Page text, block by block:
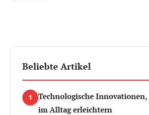
Beliebte Artikel
1
Technologische Innovationen,
im Alltag erleichtern